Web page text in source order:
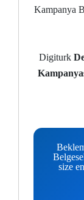
Kampanya
Digiturk
size